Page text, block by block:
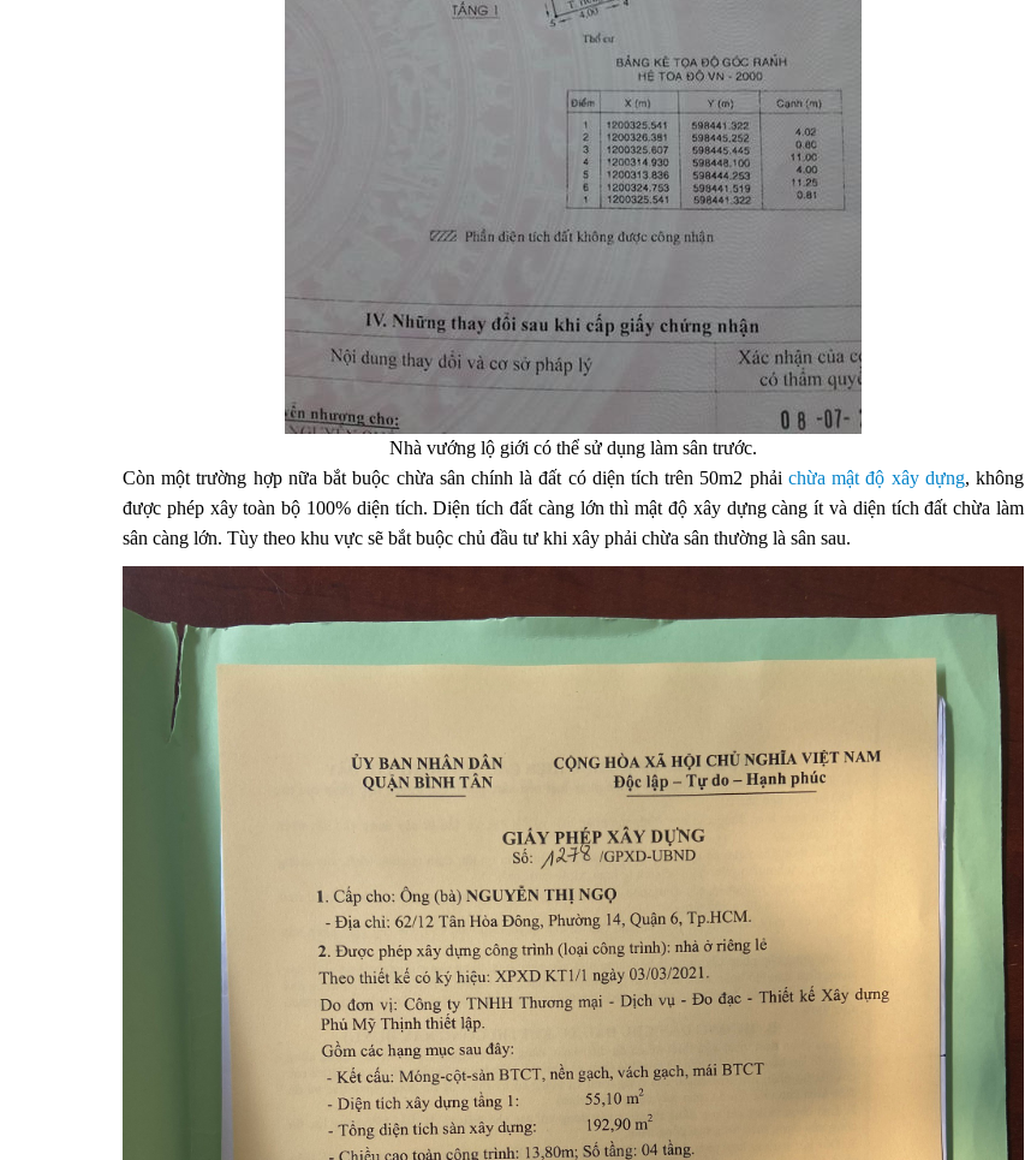
Nhà vướng lộ giới có thể sử dụng làm sân trước.
Còn một trường hợp nữa bắt buộc chừa sân chính là đất có diện tích trên 50m2 phải chừa mật độ xây dựng, không
được phép xây toàn bộ 100% diện tích. Diện tích đất càng lớn thì mật độ xây dựng càng ít và diện tích đất chừa làm
sân càng lớn. Tùy theo khu vực sẽ bắt buộc chủ đầu tư khi xây phải chừa sân thường là sân sau.